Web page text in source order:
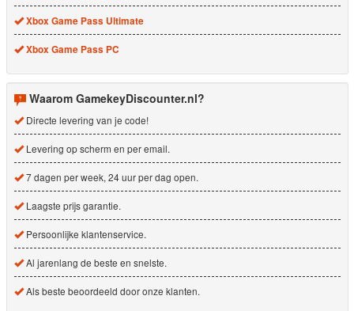
Xbox Game Pass Ultimate
Xbox Game Pass PC
Waarom GamekeyDiscounter.nl?
Directe levering van je code!
Levering op scherm en per email.
7 dagen per week, 24 uur per dag open.
Laagste prijs garantie.
Persoonlijke klantenservice.
Al jarenlang de beste en snelste.
Als beste beoordeeld door onze klanten.